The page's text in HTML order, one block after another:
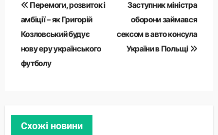
записів
Перемоги, розвиток і
амбіції – як Григорій
Козловський будує
нову еру українського
футболу
Заступник міністра
оборони займався
сексом в авто консула
України в Польщі
Схожі новини